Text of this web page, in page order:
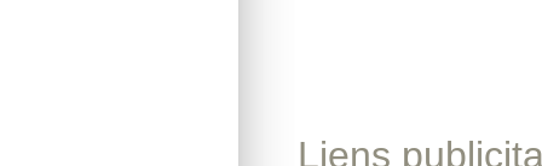
Liens